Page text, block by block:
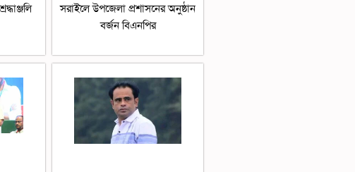
সরাইলে উপজেলা প্রশাসনের অনুষ্ঠান
বর্জন বিএনপির